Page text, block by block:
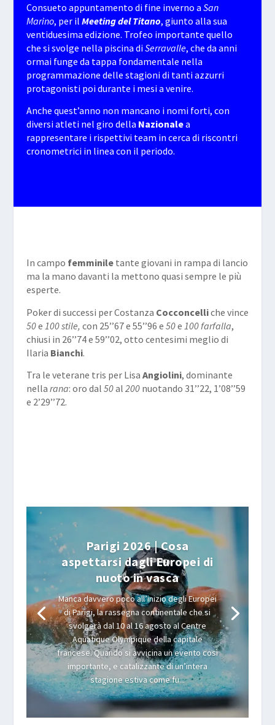
Consueto appuntamento di fine inverno a San
Marino, per il Meeting del Titano, giunto alla sua
ventiduesima edizione. Trofeo importante quello
che si svolge nella piscina diSerravalle, che da anni
ormai funge da tappa fondamentale nella
programmazione delle stagioni di tanti azzurri
protagonisti poi durante i mesi a venire.
Anche quest’anno non mancano i nomi forti, con
diversi atleti nel giro della Nazionalea
rappresentare i rispettivi team in cerca di riscontri
cronometrici in linea con il periodo.
In campo femminiletante giovani in rampa di lancio
ma la mano davanti la mettono quasi sempre le più
esperte.
Poker di successi per Costanza Cocconcelliche vince
50e 100 stile, con 25’’67 e 55’’96 e 50e 100 farfalla,
chiusi in 26’’74 e 59’’02, otto centesimi meglio di
Ilaria Bianchi.
Tra le veterane tris per Lisa Angiolini, dominante
nella rana: oro dal 50al 200nuotando 31’’22, 1’08’’59
e 2’29’’72.
Parigi 2026 | Cosa
aspettarsi dagli Europei di
nuoto in vasca
Manca davvero poco all’inizio degli Europei
di Parigi, la rassegna continentale che si
svolgerà dal 10 al 16 agosto al Centre
Aquatique Olympique della capitale
francese. Quando si avvicina un evento così
importante, e catalizzante di un’intera
stagione estiva come fu...